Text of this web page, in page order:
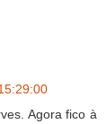
Agora fico à